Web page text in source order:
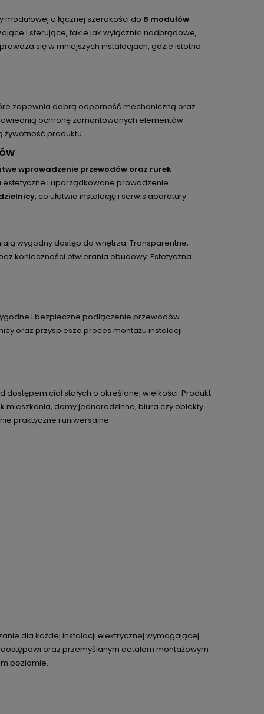
o łącznej szerokości do 8 modułów.
i sterujące, takie jak wyłączniki nadprądowe,
się w mniejszych instalacjach, gdzie istotna
zapewnia dobrą odporność mechaniczną oraz
ochronę zamontowanych elementów.
żywotność produktu.
wprowadzenie przewodów oraz rurek
estetyczne i uporządkowane prowadzenie
, co ułatwia instalację i serwis aparatury.
wygodny dostęp do wnętrza. Transparentne,
konieczności otwierania obudowy. Estetyczna
i bezpieczne podłączenie przewodów
oraz przyspiesza proces montażu instalacji
ciał stałych o określonej wielkości. Produkt
mieszkania, domy jednorodzinne, biura czy obiekty
praktyczne i uniwersalne.
dla każdej instalacji elektrycznej wymagającej
oraz przemyślanym detalom montażowym
poziomie.